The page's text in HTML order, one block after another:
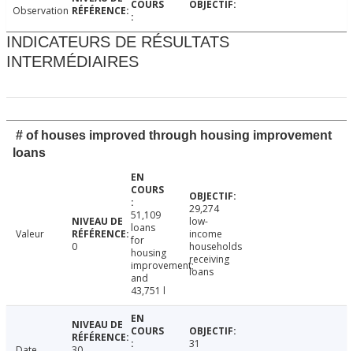
Observation
INDICATEURS DE RÉSULTATS
INTERMÉDIAIRES
# of houses improved through housing improvement
loans
Valeur
0
51,109
loans
for
housing
improvement;
and
43,751 l
29,274
low-
income
households
receiving
loans
31